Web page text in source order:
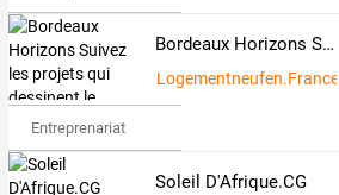
Bordeaux Horizons Suivez les projets qui dessinent le Bordeaux de demain.
Logementneufen.France.
Entreprenariat
Soleil D'Afrique.CG